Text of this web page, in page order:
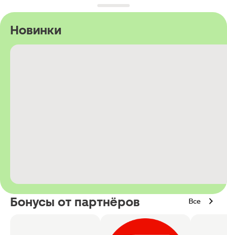
Новинки
Бонусы от партнёров Все